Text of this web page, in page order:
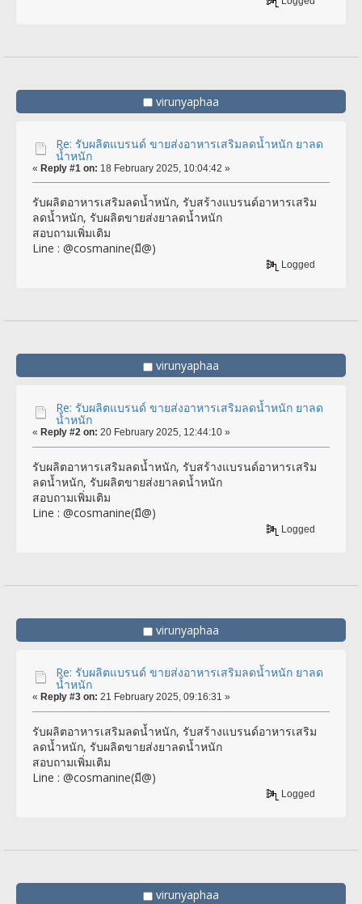
virunyaphaa
Re: รับผลิตแบรนด์ ขายส่งอาหารเสริมลดน้ำหนัก ยาลด
น้ำหนัก
« Reply #1 on: 18 February 2025, 10:04:42 »
รับผลิตอาหารเสริมลดน้ำหนัก, รับสร้างแบรนด์อาหารเสริม
ลดน้ำหนัก, รับผลิตขายส่งยาลดน้ำหนัก
สอบถามเพิ่มเติม
Line : @cosmanine(มี@)
Logged
virunyaphaa
Re: รับผลิตแบรนด์ ขายส่งอาหารเสริมลดน้ำหนัก ยาลด
น้ำหนัก
« Reply #2 on: 20 February 2025, 12:44:10 »
รับผลิตอาหารเสริมลดน้ำหนัก, รับสร้างแบรนด์อาหารเสริม
ลดน้ำหนัก, รับผลิตขายส่งยาลดน้ำหนัก
สอบถามเพิ่มเติม
Line : @cosmanine(มี@)
Logged
virunyaphaa
Re: รับผลิตแบรนด์ ขายส่งอาหารเสริมลดน้ำหนัก ยาลด
น้ำหนัก
« Reply #3 on: 21 February 2025, 09:16:31 »
รับผลิตอาหารเสริมลดน้ำหนัก, รับสร้างแบรนด์อาหารเสริม
ลดน้ำหนัก, รับผลิตขายส่งยาลดน้ำหนัก
สอบถามเพิ่มเติม
Line : @cosmanine(มี@)
Logged
virunyaphaa